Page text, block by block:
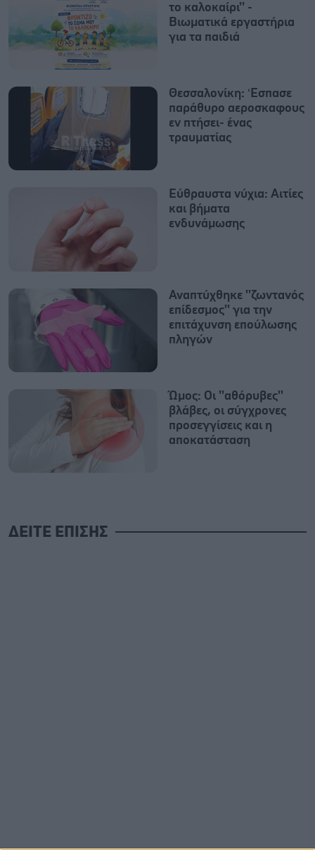
το καλοκαίρι'' -
Βιωματικά εργαστήρια
για τα παιδιά
Θεσσαλονίκη: ‘Εσπασε
παράθυρο αεροσκαφους
εν πτήσει- ένας
τραυματίας
Εύθραυστα νύχια: Αιτίες
και βήματα
ενδυνάμωσης
Αναπτύχθηκε ''ζωντανός
επίδεσμος'' για την
επιτάχυνση επούλωσης
πληγών
Ώμος: Οι ''αθόρυβες''
βλάβες, οι σύγχρονες
προσεγγίσεις και η
αποκατάσταση
ΔΕΙΤΕ ΕΠΙΣΗΣ